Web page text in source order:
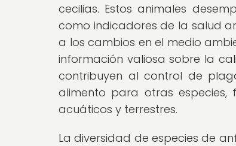
cecilias. Estos animales
como indicadores de la salud
a los cambios en el medio
información valiosa sobre la
contribuyen al control de
alimento para otras
acuáticos y terrestres.
La diversidad de especies de